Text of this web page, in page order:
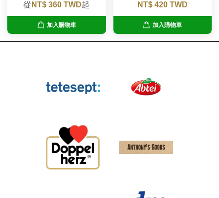
從 NT$ 360 TWD起
加入購物車
NT$ 420 TWD
加入購物車